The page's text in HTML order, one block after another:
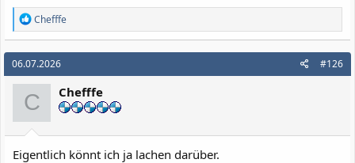
R
e
a
k
t
i
o
n
e
n
Chefffe
06.07.2026 #126
C Chefffe
Eigentlich könnt ich ja lachen darüber.